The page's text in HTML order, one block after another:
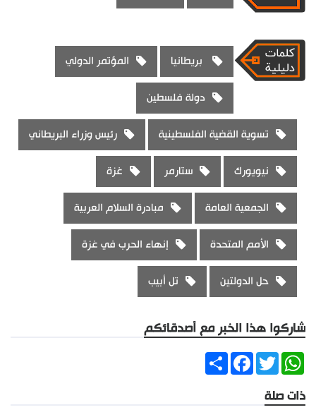
بريطانيا المؤتمر الدولي
دولة فلسطين
تسوية القضية الفلسطينية رئيس وزراء البريطاني
نيويورك ستارمر غزة
الجمعية العامة مبادرة السلام العربية
الأمم المتحدة إنهاء الحرب في غزة
حل الدولتين تل أبيب
شاركوا هذا الخبر مع أصدقائكم
ShareFacebookTwitter
WhatsApp
ذات صلة